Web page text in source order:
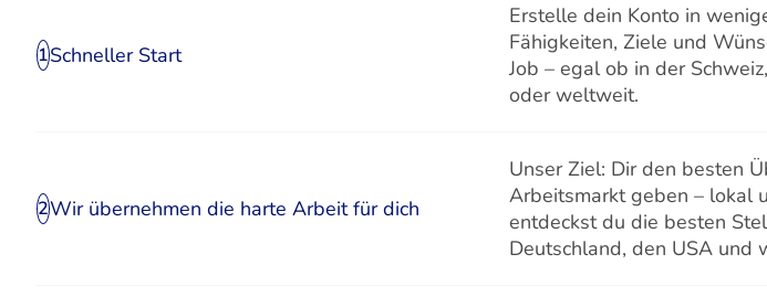
1Schneller Start
Erstelle dein Konto in
Fähigkeiten, Ziele und
Job – egal ob in der
oder weltweit.
2Wir übernehmen die harte Arbeit für dich
Unser Ziel: Dir den besten
Arbeitsmarkt geben – lokal
entdeckst du die besten
Deutschland, den USA und